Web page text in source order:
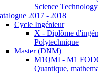
Science
2017 - 2018
Cycle Ingénieur
X - Diplôme
Polytechnique
Master (DNM)
M1QMI - M1
Quantique,